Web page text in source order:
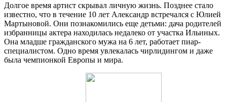
Долгое время артист скрывал личную жизнь. Позднее стало
известно, что в течение 10 лет Александр встречался с Юлией
Мартыновой. Они познакомились еще детьми: дача родителей
избранницы актера находилась недалеко от участка Ильиных.
Она младше гражданского мужа на 6 лет, работает пиар-
специалистом. Одно время увлекалась чирлидингом и даже
была чемпионкой Европы и мира.